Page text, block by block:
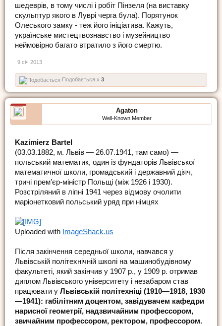
шедеврів, в тому числі і робіт Пінзеля (на виставку
скульптур якого в Луврі черга була). Порятунок
Олеського замку - теж його ініціатива. Кажуть,
українське мистецтвознавство і музейництво
неймовірно багато втратило з його смертю.
9 січ 2013
Подобається x 3
Agaton
Well-Known Member
Kazimierz Bartel
(03.03.1882, м. Львів — 26.07.1941, там само) —
польський математик, один із фундаторів Львівської
математичної школи, громадський і державний діяч,
тричі прем’єр-міністр Польщі (між 1926 і 1930).
Розстріляний в ліпні 1941 через відмову очолити
маріонетковий польський уряд при німцях
Uploaded with ImageShack.us
Після закінчення середньої школи, навчався у
Львівській політехнічній школі на машинобудівному
факультеті, який закінчив у 1907 р., у 1909 р. отримав
диплом Львівського університету і незабаром став
працювати у Львівській політехніці (1910—1918, 1930
—1941): габілітним доцентом, завідувачем кафедри
нарисної геометрії, надзвичайним профессором,
звичайним профессором, ректором, профессором.